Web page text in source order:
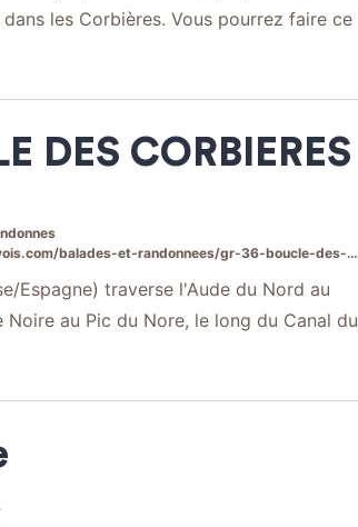
les Corbières. Vous pourrez faire ce
DES CORBIERES
et-randonnees/gr-36-boucle-des-corbieres-etape-1-2/
Espagne) traverse l'Aude du Nord au
au Pic du Nore, le long du Canal du